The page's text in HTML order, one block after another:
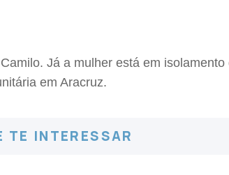
Já a mulher está em
em Aracruz.
TE INTERESSAR